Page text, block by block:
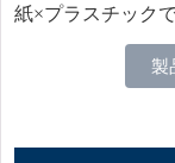
紙×プラスチック
製